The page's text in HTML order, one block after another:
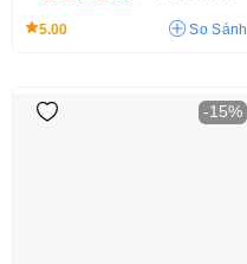
5.00 So Sánh
-15%